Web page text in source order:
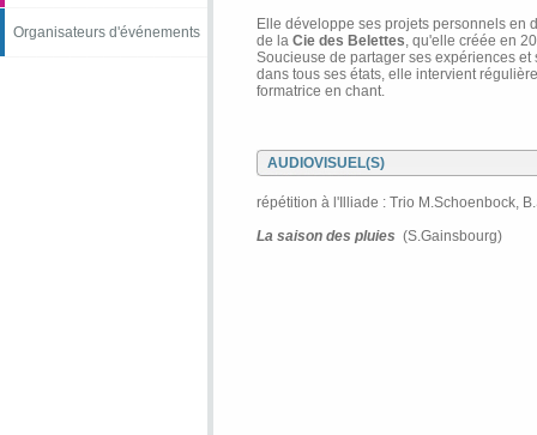
Organisateurs d'événements
Elle développe ses projets personnels en
de la Cie des Belettes, qu'elle créée en
Soucieuse de partager ses expériences et
dans tous ses états, elle intervient
formatrice en chant.
AUDIOVISUEL(S)
répétition à l'Illiade : Trio M.Schoenbock,
La saison des pluies (S.Gainsbourg)